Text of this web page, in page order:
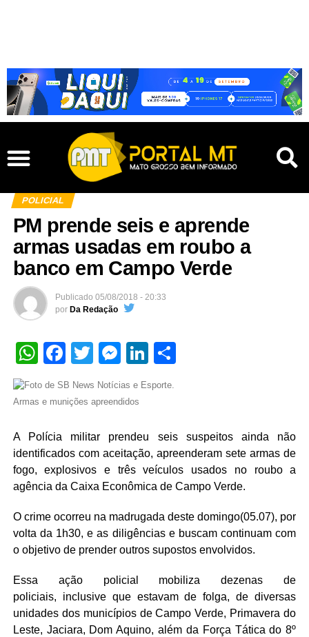
POLICIAL
PM prende seis e aprende
armas usadas em roubo a
banco em Campo Verde
Publicado 05/08/2018 - 20:33
por Da Redação
WhatsApp
Facebook
TwitterMessenger
LinkedIn
Armas e munições apreendidos
A Polícia militar prendeu seis suspeitos ainda não
identificados com aceitação, apreenderam sete armas de
fogo, explosivos e três veículos usados no roubo a
agência da Caixa Econômica de Campo Verde.
O crime ocorreu na madrugada deste domingo(05.07), por
volta da 1h30, e as diligências e buscam continuam com
o objetivo de prender outros supostos envolvidos.
Essa ação policial mobiliza dezenas de
policiais, inclusive que estavam de folga, de diversas
unidades dos municípios de Campo Verde, Primavera do
Leste, Jaciara, Dom Aquino, além da Força Tática do 8º